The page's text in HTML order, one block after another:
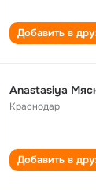
Добавить в
Anastasiya
Краснодар
Добавить в